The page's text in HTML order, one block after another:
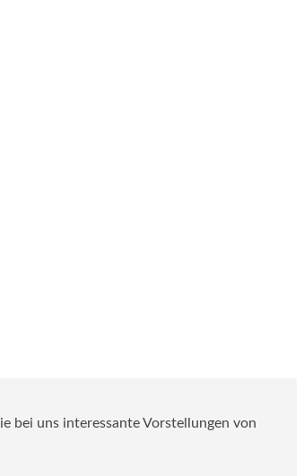
bei uns interessante Vorstellungen von